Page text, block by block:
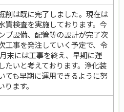
削は既に完了しました。現在は
質検査を実施しております。今
プ設備、配管等の設計が完了次
工事を発注していく予定で、令
末には工事を終え、早期に運
たいと考えております。浄化装
ても早期に運用できるように努
ります。